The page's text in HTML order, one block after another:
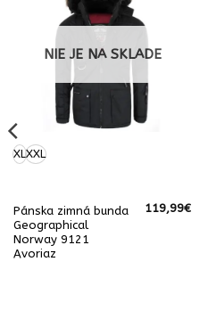
NIE JE NA SKLADE
XLXXL
Pánska zimná bunda
Geographical
Norway 9121
Avoriaz
119,99€